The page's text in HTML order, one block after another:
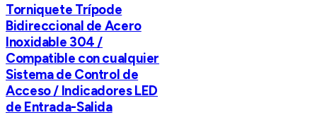
Torniquete Trípode
Bidireccional de Acero
Inoxidable 304 /
Compatible con cualquier
Sistema de Control de
Acceso / Indicadores LED
de Entrada-Salida